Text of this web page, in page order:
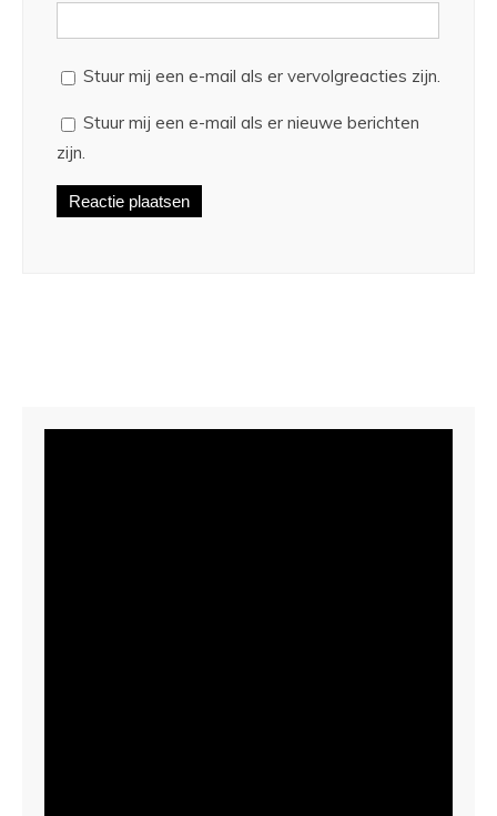
Stuur mij een e-mail als er vervolgreacties zijn.
Stuur mij een e-mail als er nieuwe berichten
zijn.